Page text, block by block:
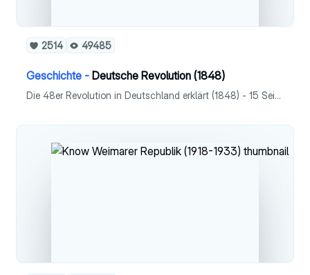
2514 49485
Geschichte - Deutsche Revolution (1848)
Die 48er Revolution in Deutschland erklärt (1848) - 15 Seiten